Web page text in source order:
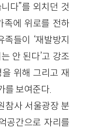
다”를 외치던 것
족에 위로를 전하
들이 ‘재발방지
안 된다’고 강조
위해 그리고 재
를 보여준다.
참사 서울광장 분
공간으로 자리를